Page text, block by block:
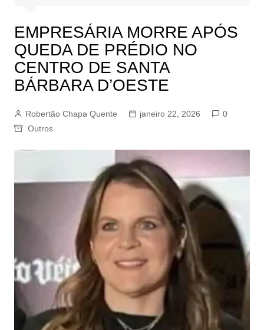
EMPRESÁRIA MORRE APÓS
QUEDA DE PRÉDIO NO
CENTRO DE SANTA
BÁRBARA D’OESTE
Robertão Chapa Quente janeiro 22, 2026
0
Outros